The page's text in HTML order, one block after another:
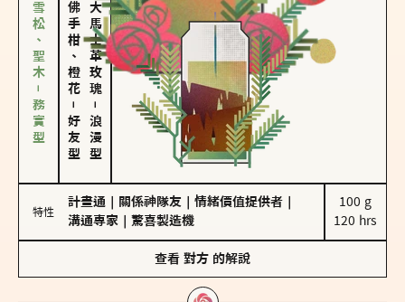
雪松、聖木－務實型 佛手柑、橙花
－
好友型
大馬士革玫瑰
－
浪漫型
特性
計畫通 關係神隊友 情緒價值提供者
溝通專家
驚喜製造機
100 g
120 hrs
查看 對方 的解說